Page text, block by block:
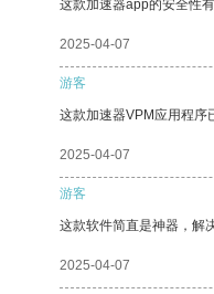
这款加速器app的安全性
2025-04-07
游客
这款加速器VPM应用程序
2025-04-07
游客
这款软件简直是神器，解
2025-04-07